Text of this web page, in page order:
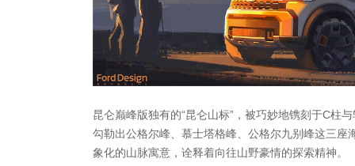
昆仑巅峰版独有的“昆仑山标”，被巧妙地镌刻于C柱
勾勒出公格尔峰、慕士塔格峰、公格尔九别峰这三座
象化的山脉寓意，诠释着向往山野豪情的探索精神。